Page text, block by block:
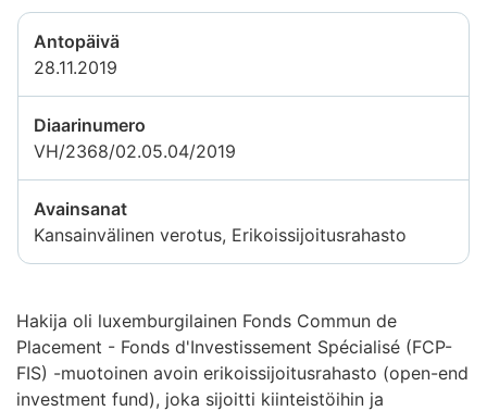
Antopäivä
28.11.2019
Diaarinumero
VH/2368/02.05.04/2019
Avainsanat
Kansainvälinen verotus, Erikoissijoitusrahasto
Hakija oli luxemburgilainen Fonds Commun de
Placement - Fonds d'Investissement Spécialisé (FCP-
FIS) -muotoinen avoin erikoissijoitusrahasto (open-end
investment fund), joka sijoitti kiinteistöihin ja